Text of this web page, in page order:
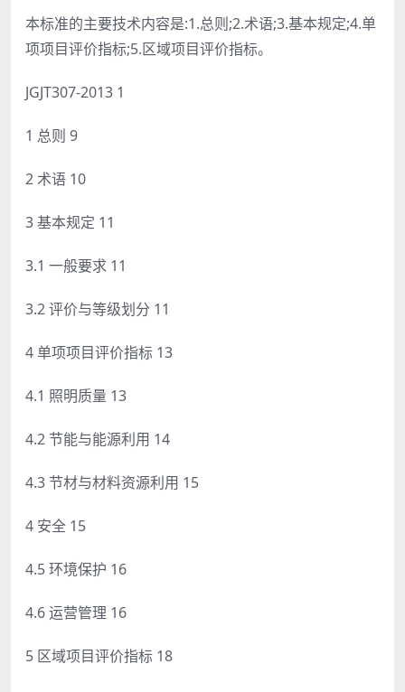
本标准的主要技术内容是:1.总则;2.术语;3.基本规定;4.单
项项目评价指标;5.区域项目评价指标。
JGJT307-2013 1
1 总则 9
2 术语 10
3 基本规定 11
3.1 一般要求 11
3.2 评价与等级划分 11
4 单项项目评价指标 13
4.1 照明质量 13
4.2 节能与能源利用 14
4.3 节材与材料资源利用 15
4 安全 15
4.5 环境保护 16
4.6 运营管理 16
5 区域项目评价指标 18